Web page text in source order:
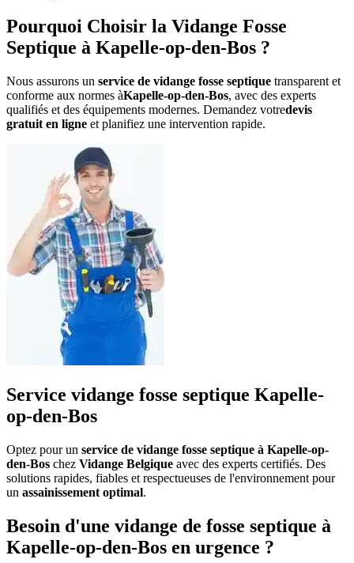
Pourquoi Choisir la Vidange Fosse
Septique à Kapelle-op-den-Bos ?
Nous assurons un service de vidange fosse septique transparent et
conforme aux normes àKapelle-op-den-Bos, avec des experts
qualifiés et des équipements modernes. Demandez votredevis
gratuit en ligne et planifiez une intervention rapide.
Service vidange fosse septique Kapelle-
op-den-Bos
Optez pour un service de vidange fosse septique à Kapelle-op-
den-Bos chez Vidange Belgique avec des experts certifiés. Des
solutions rapides, fiables et respectueuses de l'environnement pour
un assainissement optimal.
Besoin d'une vidange de fosse septique à
Kapelle-op-den-Bos en urgence ?